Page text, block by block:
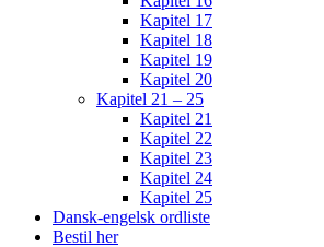
Kapitel 17
Kapitel 18
Kapitel 19
Kapitel 20
Kapitel 21 – 25
Kapitel 21
Kapitel 22
Kapitel 23
Kapitel 24
Kapitel 25
Dansk-engelsk ordliste
Bestil her